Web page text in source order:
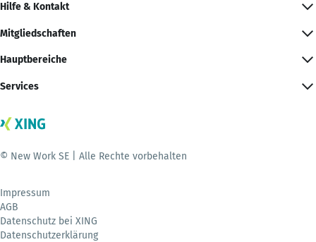
Hilfe & Kontakt
Mitgliedschaften
Hauptbereiche
Services
© New Work SE | Alle Rechte vorbehalten
Impressum
AGB
Datenschutz bei XING
Datenschutzerklärung